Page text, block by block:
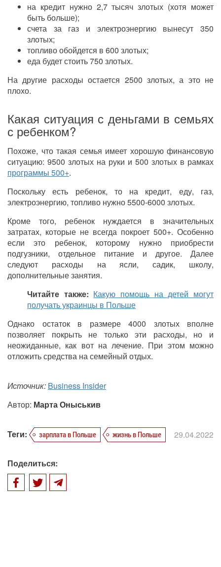
на кредит нужно 2,7 тысяч злотых (хотя может
быть больше);
счета за газ и электроэнергию вынесут 350
злотых;
топливо обойдется в 600 злотых;
еда будет стоить 750 злотых.
На другие расходы остается 2500 злотых, а это не
плохо.
Какая ситуация с деньгами в семьях
с ребенком?
Похоже, что такая семья имеет хорошую финансовую
ситуацию: 9500 злотых на руки и 500 злотых в рамках
программы 500+.
Поскольку есть ребенок, то на кредит, еду, газ,
электроэнергию, топливо нужно 5500-6000 злотых.
Кроме того, ребенок нуждается в значительных
затратах, которые не всегда покроет 500+. Особенно
если это ребенок, которому нужно приобрести
подгузники, отдельное питание и другое. Далее
следуют расходы на ясли, садик, школу,
дополнительные занятия.
Читайте также: Какую помощь на детей могут
получать украинцы в Польше
Однако остаток в размере 4000 злотых вполне
позволяет покрыть не только эти расходы, но и
неожиданные, как вот на лечение. При этом можно
отложить средства на семейный отдых.
Источник: Business Insider
Автор: Марта Оныськив
Теги: зарплата в Польше жизнь в Польше 29.04.2022
Поделиться: